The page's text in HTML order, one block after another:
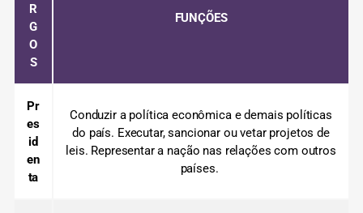
R
G
O
S
FUNÇÕES
Pr
es
id
en
ta
Conduzir a política econômica e demais políticas
do país. Executar, sancionar ou vetar projetos de
leis. Representar a nação nas relações com outros
países.